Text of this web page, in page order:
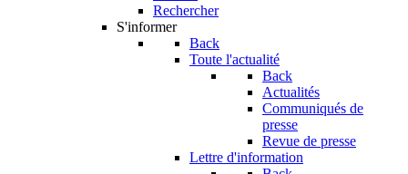
Rechercher
S'informer
Back
Toute l'actualité
Back
Actualités
Communiqués de
presse
Revue de presse
Lettre d'information